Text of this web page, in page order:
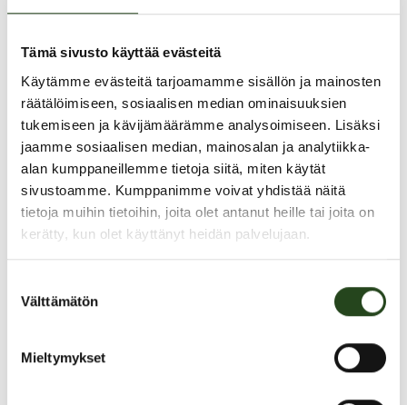
Tämä sivusto käyttää evästeitä
Käytämme evästeitä tarjoamamme sisällön ja mainosten
räätälöimiseen, sosiaalisen median ominaisuuksien
tukemiseen ja kävijämäärämme analysoimiseen. Lisäksi
jaamme sosiaalisen median, mainosalan ja analytiikka-
alan kumppaneillemme tietoja siitä, miten käytät
sivustoamme. Kumppanimme voivat yhdistää näitä
tietoja muihin tietoihin, joita olet antanut heille tai joita on
kerätty, kun olet käyttänyt heidän palvelujaan.
valinta
Välttämätön
Mieltymykset
PAHOITTELUT, TARJOUS EI OLE ENÄÄ VOIMASSA
Tuotteilla on allergiatunnus, kehitetty yhteistyössä Allergia-, iho- ja